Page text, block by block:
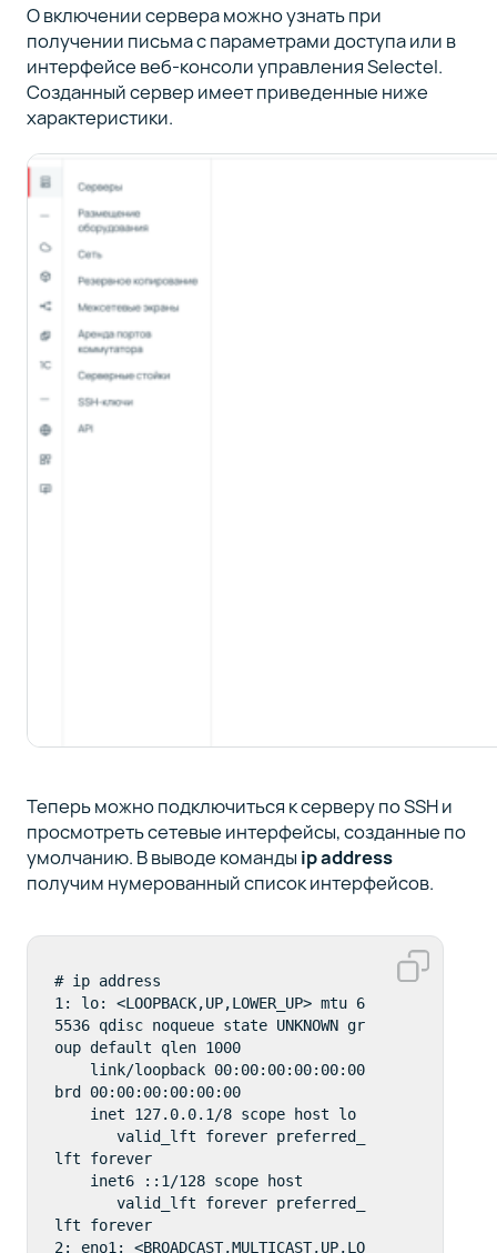
О включении сервера можно узнать при
получении письма с параметрами доступа или в
интерфейсе веб-консоли управления Selectel.
Созданный сервер имеет приведенные ниже
характеристики.
Теперь можно подключиться к серверу по SSH и
просмотреть сетевые интерфейсы, созданные по
умолчанию. В выводе команды ip address
получим нумерованный список интерфейсов.
# ip address
1: lo: <LOOPBACK,UP,LOWER_UP> mtu 6
5536 qdisc noqueue state UNKNOWN gr
oup default qlen 1000
brd 00:00:00:00:00:00
lft forever
lft forever
2: eno1: <BROADCAST,MULTICAST,UP,LO